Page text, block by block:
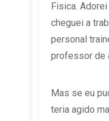
Fisica.
cheguei a
personal
professor de
Mas se eu
teria agido